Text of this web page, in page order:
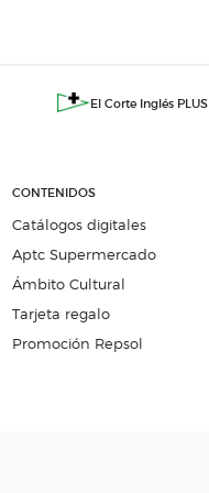
El Corte Inglés PLUS
CONTENIDOS
Catálogos digitales
Aptc Supermercado
Ámbito Cultural
Tarjeta regalo
Promoción Repsol